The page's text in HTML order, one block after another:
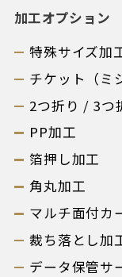
加工オプション
特殊サイズ加
チケット（ミ
2つ折り / 3つ
PP加工
箔押し加工
角丸加工
マルチ面付カ
裁ち落とし加
データ保管サ